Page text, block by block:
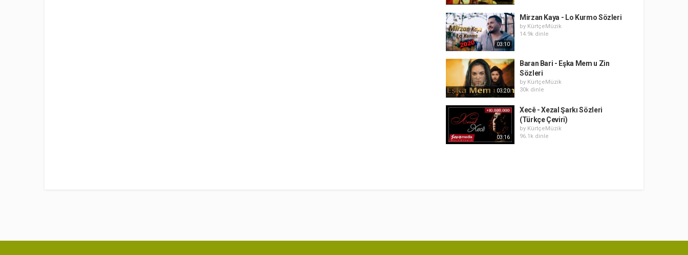
03:10
Mirzan Kaya - Lo Kurmo Sözleri
by KürtçeMüzik
14.9k dinle
03:20
Baran Bari - Eşka Mem u Zin
Sözleri
by KürtçeMüzik
30k dinle
03:16
Xecê - Xezal Şarkı Sözleri
(Türkçe Çeviri)
by KürtçeMüzik
96.1k dinle